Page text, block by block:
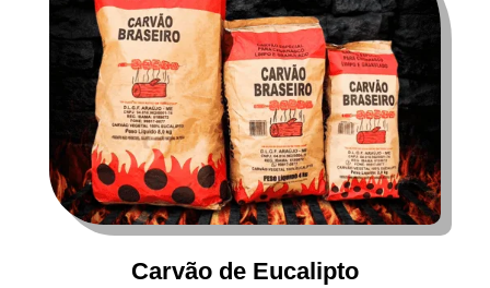
Carvão de Eucalipto